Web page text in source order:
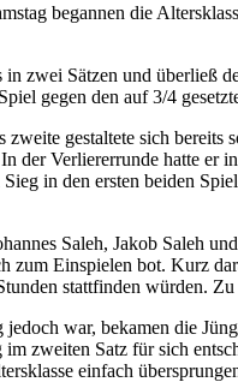
begannen die
zwei Sätzen und überließ
gegen den auf 3/4
zweite gestaltete sich
der Verliererrunde hatte er
in den ersten beiden
Saleh, Jakob Saleh
Einspielen bot. Kurz
stattfinden würden.
war, bekamen die
zweiten Satz für sich
einfach